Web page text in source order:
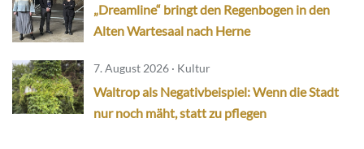
„Dreamline“ bringt den Regenbogen in den
Alten Wartesaal nach Herne
7. August 2026 · Kultur
Waltrop als Negativbeispiel: Wenn die Stadt
nur noch mäht, statt zu pflegen